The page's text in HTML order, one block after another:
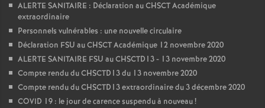
ALERTE SANITAIRE : Déclaration au CHSCT Académique
extraordinaire
Personnels vulnérables : une nouvelle circulaire
Déclaration FSU au CHSCT Académique 12 novembre 2020
ALERTE SANITAIRE FSU au CHSCTD13 - 13 novembre 2020
Compte rendu du CHSCTD13 du 13 novembre 2020
Compte rendu du CHSCTD13 extraordinaire du 3 décembre 2020
COVID 19 : le jour de carence suspendu à nouveau!